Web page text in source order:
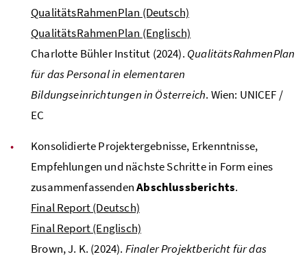
QualitätsRahmenPlan (Deutsch)
QualitätsRahmenPlan (Englisch)
Charlotte Bühler Institut (2024). QualitätsRahmenPlan
für das Personal in elementaren
Bildungseinrichtungen in Österreich. Wien: UNICEF /
EC
Konsolidierte Projektergebnisse, Erkenntnisse,
Empfehlungen und nächste Schritte in Form eines
zusammenfassendenAbschlussberichts.
Final Report (Deutsch)
Final Report (Englisch)
Brown, J. K. (2024). Finaler Projektbericht für das